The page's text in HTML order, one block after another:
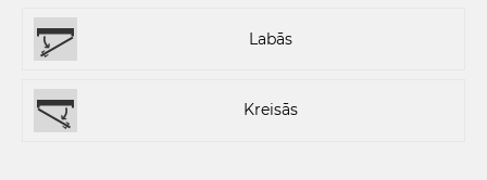
Labās
Kreisās